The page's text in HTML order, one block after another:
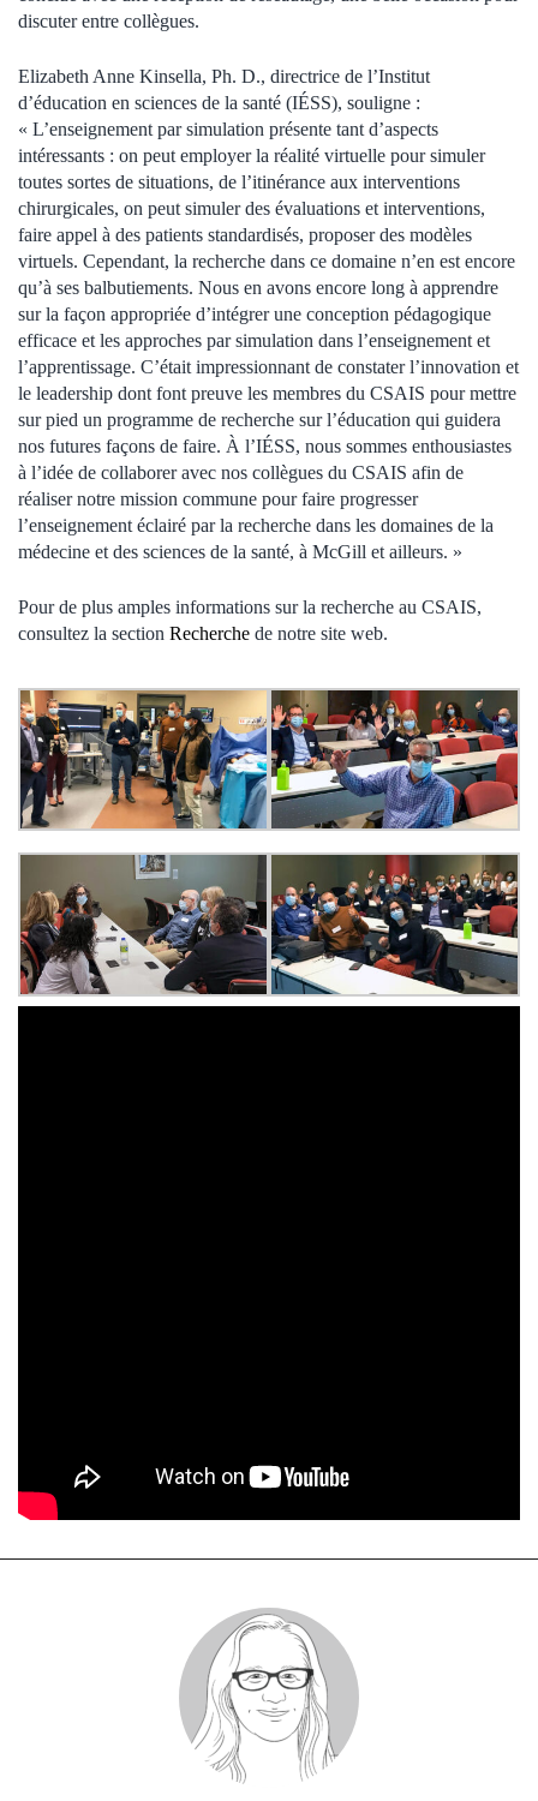
discuter entre collègues.
Elizabeth Anne Kinsella, Ph. D., directrice de l’Institut
d’éducation en sciences de la santé (IÉSS), souligne :
« L’enseignement par simulation présente tant d’aspects
intéressants : on peut employer la réalité virtuelle pour simuler
toutes sortes de situations, de l’itinérance aux interventions
chirurgicales, on peut simuler des évaluations et interventions,
faire appel à des patients standardisés, proposer des modèles
virtuels. Cependant, la recherche dans ce domaine n’en est encore
qu’à ses balbutiements. Nous en avons encore long à apprendre
sur la façon appropriée d’intégrer une conception pédagogique
efficace et les approches par simulation dans l’enseignement et
l’apprentissage. C’était impressionnant de constater l’innovation et
le leadership dont font preuve les membres du CSAIS pour mettre
sur pied un programme de recherche sur l’éducation qui guidera
nos futures façons de faire. À l’IÉSS, nous sommes enthousiastes
à l’idée de collaborer avec nos collègues du CSAIS afin de
réaliser notre mission commune pour faire progresser
l’enseignement éclairé par la recherche dans les domaines de la
médecine et des sciences de la santé, à McGill et ailleurs. »
Pour de plus amples informations sur la recherche au CSAIS,
consultez la section Recherche de notre site web.